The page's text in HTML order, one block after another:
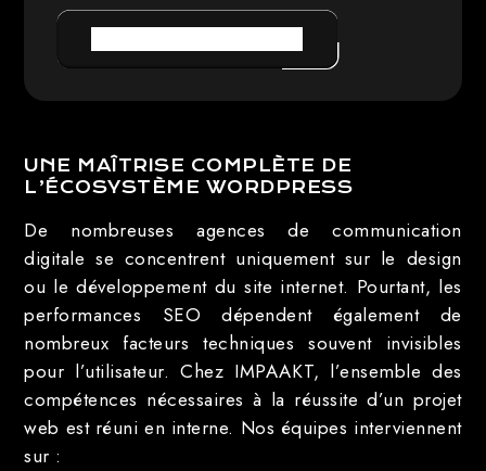
UNE MAÎTRISE COMPLÈTE DE
L’ÉCOSYSTÈME WORDPRESS
De nombreuses agences de communication
digitale se concentrent uniquement sur le design
ou le développement du site internet. Pourtant, les
performances SEO dépendent également de
nombreux facteurs techniques souvent invisibles
pour l’utilisateur. Chez IMPAAKT, l’ensemble des
compétences nécessaires à la réussite d’un projet
web est réuni en interne. Nos équipes interviennent
sur :